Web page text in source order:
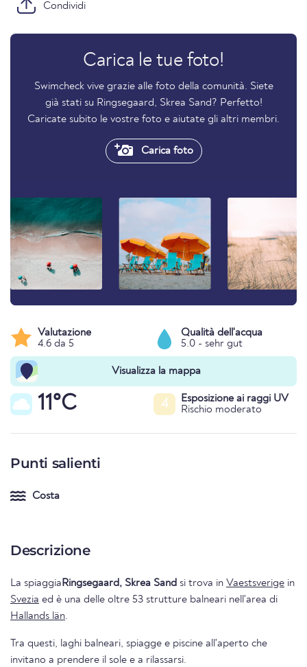
Condividi
Carica le tue foto!
Swimcheck vive grazie alle foto della comunità. Siete
già stati su Ringsegaard, Skrea Sand? Perfetto!
Caricate subito le vostre foto e aiutate gli altri membri.
Carica foto
Valutazione
4.6 da 5
Qualità dell'acqua
5.0 - sehr gut
Visualizza la mappa
11°C 4
Esposizione ai raggi UV
Rischio moderato
Punti salienti
Costa
Descrizione
La spiaggiaRingsegaard, Skrea Sand si trova in Vaestsverige in
Svezia ed è una delle oltre 53 strutture balneari nell'area di
Hallands län.
Tra questi, laghi balneari, spiagge e piscine all'aperto che
invitano a prendere il sole e a rilassarsi.